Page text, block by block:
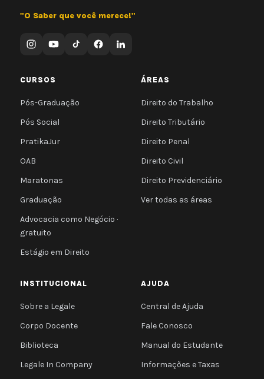
"O Saber que você merece!"
CURSOS
Pós-Graduação
Pós Social
PratikaJur
OAB
Maratonas
Graduação
Advocacia como Negócio ·
gratuito
Estágio em Direito
ÁREAS
Direito do Trabalho
Direito Tributário
Direito Penal
Direito Civil
Direito Previdenciário
Ver todas as áreas
INSTITUCIONAL
Sobre a Legale
Corpo Docente
Biblioteca
Legale In Company
AJUDA
Central de Ajuda
Fale Conosco
Manual do Estudante
Informações e Taxas